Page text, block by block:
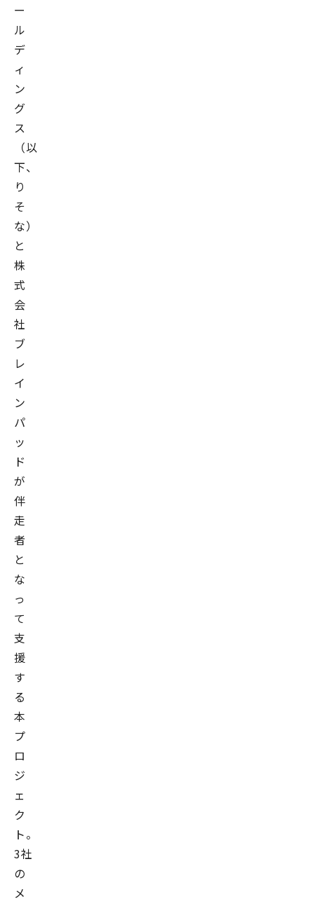
ー
ル
デ
ィ
ン
グ
ス
（以
下、
り
そ
な）
と
株
式
会
社
ブ
レ
イ
ン
パ
ッ
ド
が
伴
走
者
と
な
っ
て
支
援
す
る
本
プ
ロ
ジ
ェ
ク
ト。
3社
の
メ